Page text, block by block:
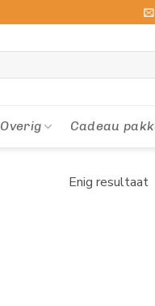
Overig Cadeau
Enig resultaat